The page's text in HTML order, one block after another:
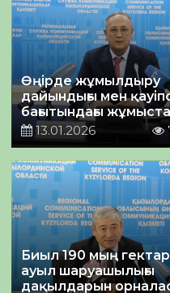
Өңірде жұмылдыру
дайындығы мен
бағытындағы
жүйелі жүргізілуде
13.01.2026
Биыл 190 мың
ауыл шаруашылығы
дақылдарын